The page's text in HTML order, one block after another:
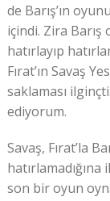
de Barış’ın
içindi. Zira Barış
hatırlayıp
Fırat’ın Savaş
saklaması
ediyorum.
Savaş, Fırat’la
son bir oyun